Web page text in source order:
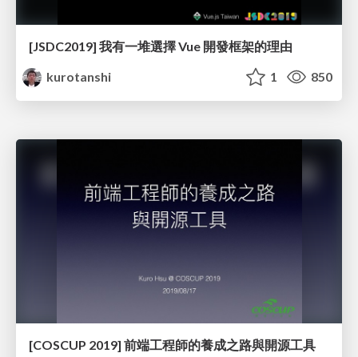
[JSDC2019] 我有一堆選擇 Vue 開發框架的理由
kurotanshi
1 850
[COSCUP 2019] 前端工程師的養成之路與開源工具